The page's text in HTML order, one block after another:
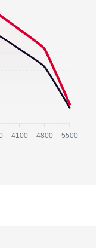
4100 4800 5500